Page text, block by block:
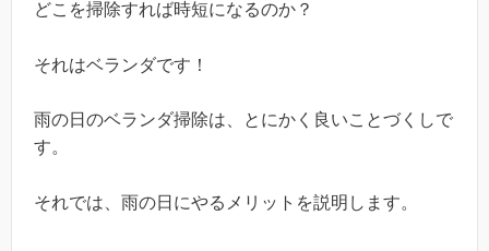
どこを掃除すれば時短になるのか？
それはベランダです！
雨の日のベランダ掃除は、とにかく良いことづくしで
す。
それでは、雨の日にやるメリットを説明します。